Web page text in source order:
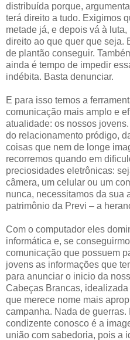
distribuída porque,
terá direito a tudo. Exigimos
metade já, e depois vá à
direito ao que quer que seja.
de plantão conseguir.
ainda é tempo de impedir
indébita. Basta denunciar.
E para isso temos a
comunicação mais amplo e
atualidade: os nossos
do relacionamento pródigo,
coisas que nem de longe
recorremos quando em
preciosidades eletrônicas:
câmera, um celular ou um
nunca, necessitamos da sua
patrimônio da Previ – a
Com o computador eles
informática e, se
comunicação que possuem
jovens as informações que
para anunciar o inicio da
Cabeças Brancas,
que merece nome mais
campanha. Nada de
condizente conosco é a
união com sabedoria, pois a